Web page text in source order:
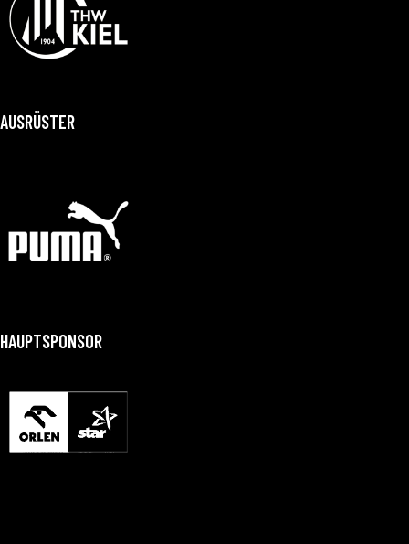
AUSRÜSTER
HAUPTSPONSOR